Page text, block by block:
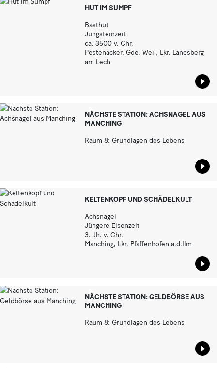
HUT IM SUMPF
Basthut
Jungsteinzeit
ca. 3500 v. Chr.
Pestenacker, Gde. Weil, Lkr. Landsberg
am Lech
NÄCHSTE STATION: ACHSNAGEL AUS
MANCHING
Raum 8: Grundlagen des Lebens
KELTENKOPF UND SCHÄDELKULT
Achsnagel
Jüngere Eisenzeit
3. Jh. v. Chr.
Manching, Lkr. Pfaffenhofen a.d.Ilm
NÄCHSTE STATION: GELDBÖRSE AUS
MANCHING
Raum 8: Grundlagen des Lebens